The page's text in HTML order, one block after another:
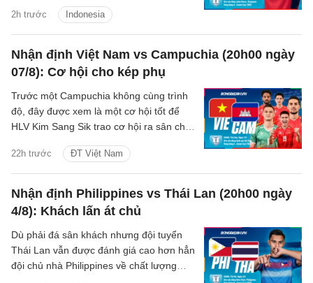
2h trước Indonesia
vào bán kết.
Nhận định Việt Nam vs Campuchia (20h00 ngày
07/8): Cơ hội cho kép phụ
22h trước ĐT Việt Nam
Trước một Campuchia không cùng trình
độ, đây được xem là một cơ hội tốt để
HLV Kim Sang Sik trao cơ hội ra sân cho
thêm các phương án nhân sự cho đội
tuyển Việt Nam.
Nhận định Philippines vs Thái Lan (20h00 ngày
4/8): Khách lấn át chủ
Dù phải đá sân khách nhưng đội tuyển
Thái Lan vẫn được đánh giá cao hơn hẳn
đội chủ nhà Philippines về chất lượng